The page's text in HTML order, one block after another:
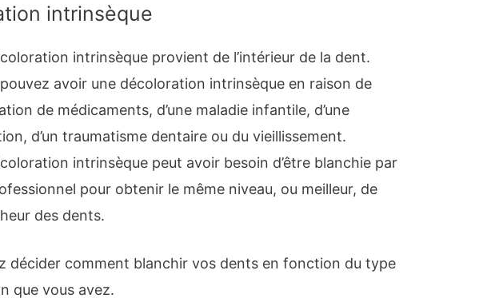
intrinsèque
intrinsèque provient de l’intérieur de la dent.
avoir une décoloration intrinsèque en raison de
de médicaments, d’une maladie infantile, d’une
d’un traumatisme dentaire ou du vieillissement.
intrinsèque peut avoir besoin d’être blanchie par
pour obtenir le même niveau, ou meilleur, de
des dents.
décider comment blanchir vos dents en fonction du type
que vous avez.